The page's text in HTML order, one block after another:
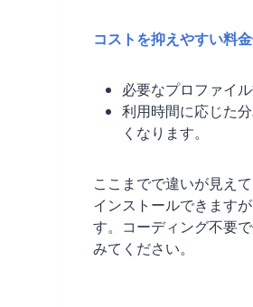
コストを抑えやすい料
必要なプロファイ
利用時間に応じた
くなります。
ここまでで違いが見えて
インストールできます
す。コーディング不要
みてください。